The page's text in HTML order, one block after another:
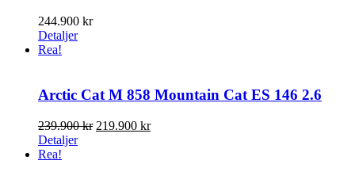
244.900 kr
Detaljer
Rea!
Arctic Cat M 858 Mountain Cat ES 146 2.6
239.900kr Det
219.900 krDet
Detaljer
Rea!